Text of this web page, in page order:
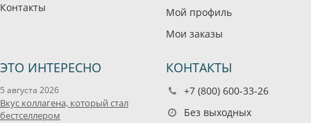
Контакты
Мой профиль
Мои заказы
ЭТО ИНТЕРЕСНО
5 августа 2026
Вкус коллагена, который стал
бестселлером
КОНТАКТЫ
+7 (800) 600-33-26
Без выходных